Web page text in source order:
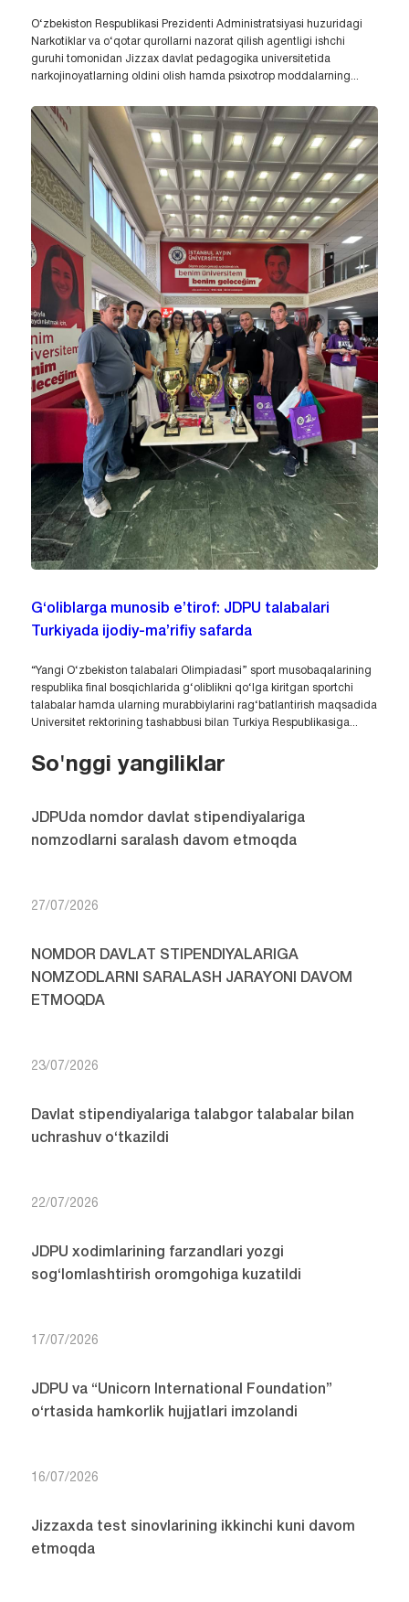
O‘zbekiston Respublikasi Prezidenti Administratsiyasi huzuridagi
Narkotiklar va o‘qotar qurollarni nazorat qilish agentligi ishchi
guruhi tomonidan Jizzax davlat pedagogika universitetida
narkojinoyatlarning oldini olish hamda psixotrop moddalarning...
G‘oliblarga munosib e’tirof: JDPU talabalari
Turkiyada ijodiy-ma’rifiy safarda
“Yangi O‘zbekiston talabalari Olimpiadasi” sport musobaqalarining
respublika final bosqichlarida g‘oliblikni qo‘lga kiritgan sportchi
talabalar hamda ularning murabbiylarini rag‘batlantirish maqsadida
Universitet rektorining tashabbusi bilan Turkiya Respublikasiga...
So'nggi yangiliklar
JDPUda nomdor davlat stipendiyalariga
nomzodlarni saralash davom etmoqda
27/07/2026
NOMDOR DAVLAT STIPENDIYALARIGA
NOMZODLARNI SARALASH JARAYONI DAVOM
ETMOQDA
23/07/2026
Davlat stipendiyalariga talabgor talabalar bilan
uchrashuv o‘tkazildi
22/07/2026
JDPU xodimlarining farzandlari yozgi
sog‘lomlashtirish oromgohiga kuzatildi
17/07/2026
JDPU va “Unicorn International Foundation”
o‘rtasida hamkorlik hujjatlari imzolandi
16/07/2026
Jizzaxda test sinovlarining ikkinchi kuni davom
etmoqda